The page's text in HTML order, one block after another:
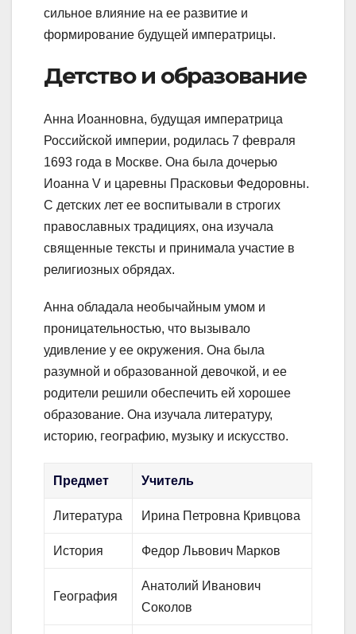
сильное влияние на ее развитие и
формирование будущей императрицы.
Детство и образование
Анна Иоанновна, будущая императрица
Российской империи, родилась 7 февраля
1693 года в Москве. Она была дочерью
Иоанна V и царевны Прасковьи Федоровны.
С детских лет ее воспитывали в строгих
православных традициях, она изучала
священные тексты и принимала участие в
религиозных обрядах.
Анна обладала необычайным умом и
проницательностью, что вызывало
удивление у ее окружения. Она была
разумной и образованной девочкой, и ее
родители решили обеспечить ей хорошее
образование. Она изучала литературу,
историю, географию, музыку и искусство.
Предмет Учитель
Литература Ирина Петровна Кривцова
История Федор Львович Марков
География
Анатолий Иванович
Соколов